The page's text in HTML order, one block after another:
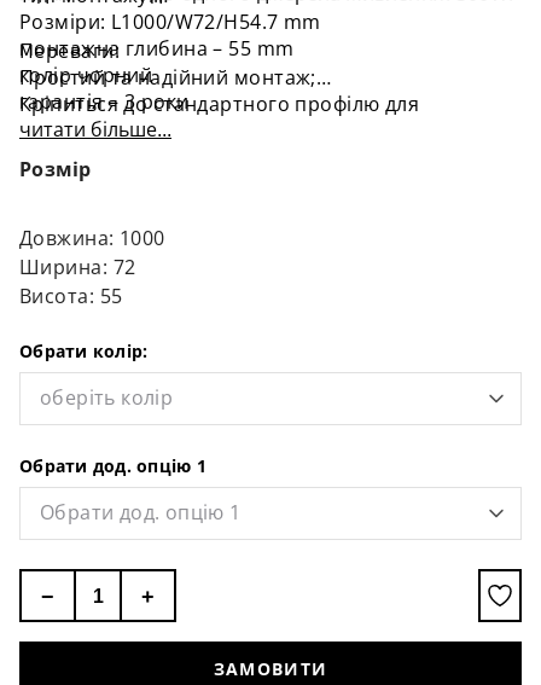
Розміри: L1000/W72/H54.7 mm
монтажна глибина – 55 mm
колір чорний
гарантія – 3 роки
48V
Максимальне навантаження: 300W
Матеріал: Анодований алюміній
Переваги:
Простий та надійний монтаж;
Кріпиться до стандартного профілю для
гіпсокартону;
зносостійкі мідні струмопровідні елементи;
Трек можна різати будь-де.
читати більше...
Розмір
Довжина: 1000
Ширина: 72
Висота: 55
Обрати колір:
оберіть колір
Обрати дод. опцію 1
Обрати дод. опцію 1
− +
ЗАМОВИТИ